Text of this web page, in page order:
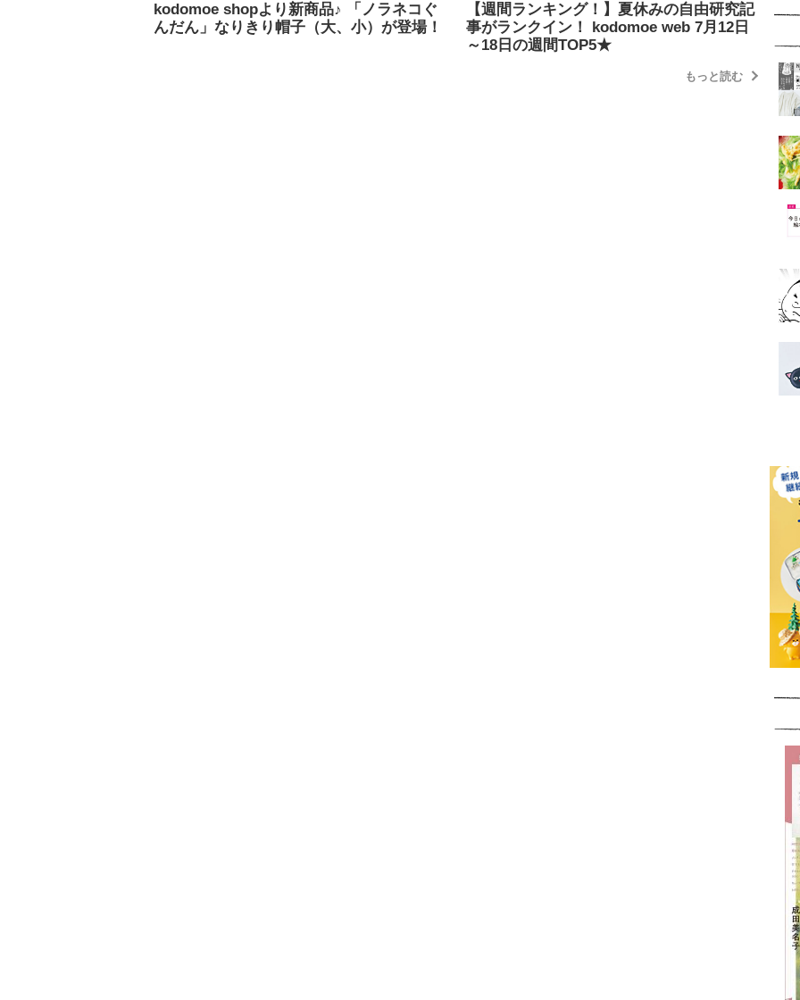
kodomoe shopより新商品♪ 「ノラネコぐ
んだん」なりきり帽子（大、小）が登場！
【週間ランキング！】夏休みの自由研究記
事がランクイン！ kodomoe web 7月12日
～18日の週間TOP5★
もっと読む